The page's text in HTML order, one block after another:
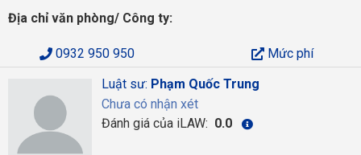
Địa chỉ văn phòng/ Công ty:
0932 950 950
Mức phí
Luật sư: Phạm Quốc Trung
Chưa có nhận xét
Đánh giá của iLAW: 0.0